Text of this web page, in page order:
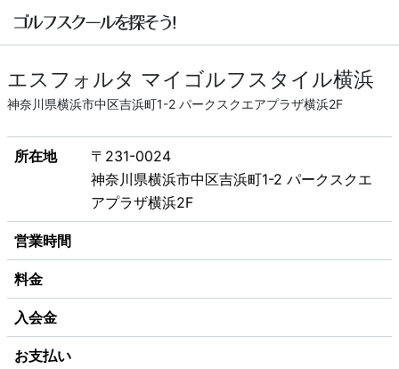
エスフォルタ マイゴルフスタイル横浜
神奈川県横浜市中区吉浜町1-2 パークスクエアプラザ横浜2F
所在地
〒231-0024
神奈川県横浜市中区吉浜町1-2 パークスクエ
アプラザ横浜2F
営業時間
料金
入会金
お支払い